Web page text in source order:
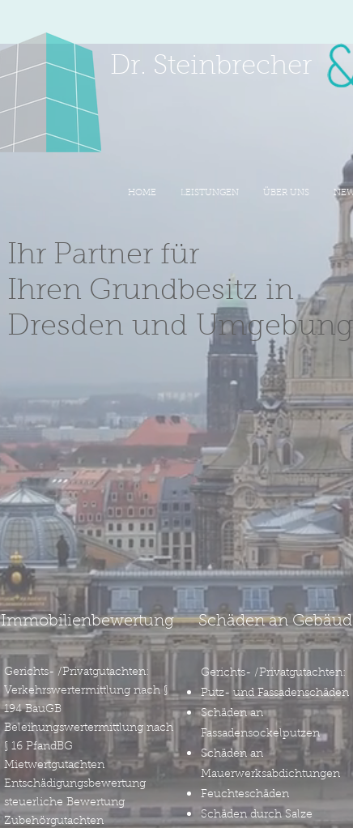
Dr. Steinbrecher
HOME LEISTUNGEN ÜBER UNS
Ihr Partner für
Ihren Grundbesitz in
Dresden und Umgebung
Immobilienbewertung
Gerichts- /Privatgutachten:
Verkehrswertermittlung nach §
194 BauGB
Beleihungswertermittlung nach
§ 16 PfandBG
Mietwertgutachten
Entschädigungsbewertung
steuerliche Bewertung
Zubehörgutachten
Schäden an
Gerichts- /Privatgutachten:
Putz- und Fassadenschäden
Schäden an
Fassadensockelputzen
Schäden an
Mauerwerksabdichtungen
Feuchteschäden
Schäden durch Salze